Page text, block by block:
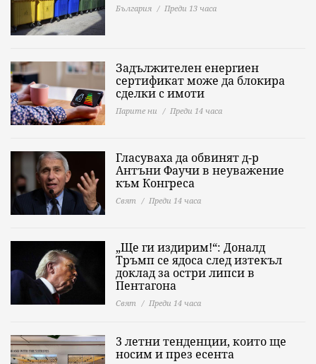
България Преди 13 часа
Задължителен енергиен
сертификат може да блокира
сделки с имоти
Парите ни Преди 14 часа
Гласуваха да обвинят д-р
Антъни Фаучи в неуважение
към Конгреса
Свят Преди 14 часа
„Ще ги издирим!“: Доналд
Тръмп се ядоса след изтекъл
доклад за остри липси в
Пентагона
Свят Преди 14 часа
3 летни тенденции, които ще
носим и през есента